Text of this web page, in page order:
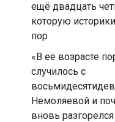
ещё двадцать
которую
пор
«В её возрасте
случилось с
Немоляевой и
вновь